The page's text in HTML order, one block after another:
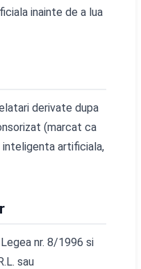
inainte de a lua
derivate dupa
(marcat ca
artificiala,
nr. 8/1996 si
sau